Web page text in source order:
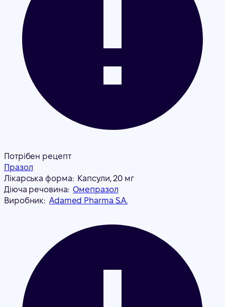
Потрібен рецепт
Празол
Лікарська форма: Капсули, 20 мг
Діюча речовина: Омепразол
Виробник: Adamed Pharma S.A.